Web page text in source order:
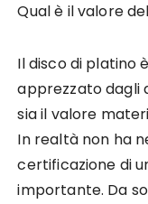
Qual è il valore
Il disco di platino
apprezzato dagli
sia il valore
In realtà non ha
certificazione di
importante. Da